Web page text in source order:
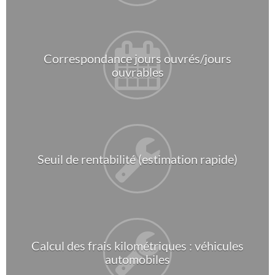
Correspondance jours ouvrés/jours
ouvrables
Seuil de rentabilité (estimation rapide)
Calcul des frais kilométriques : véhicules
automobiles